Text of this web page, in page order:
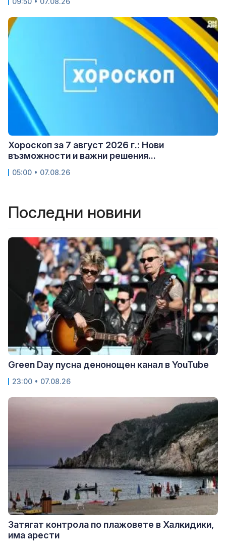
Хороскоп за 7 август 2026 г.: Нови
възможности и важни решения...
05:00 • 07.08.26
Последни новини
Green Day пусна денонощен канал в YouTube
23:00 • 07.08.26
Затягат контрола по плажовете в Халкидики,
има арести